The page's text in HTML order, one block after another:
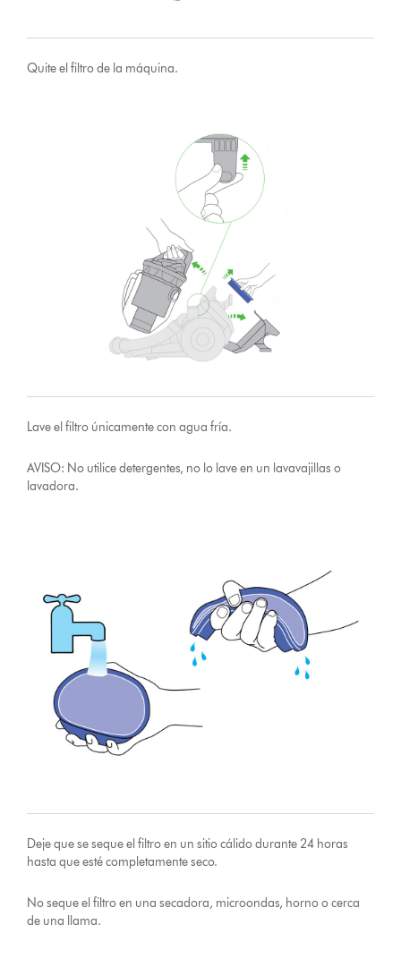
Quite el filtro de la máquina.
Lave el filtro únicamente con agua fría.
AVISO: No utilice detergentes, no lo lave en un lavavajillas o
lavadora.
Deje que se seque el filtro en un sitio cálido durante 24 horas
hasta que esté completamente seco.
No seque el filtro en una secadora, microondas, horno o cerca
de una llama.